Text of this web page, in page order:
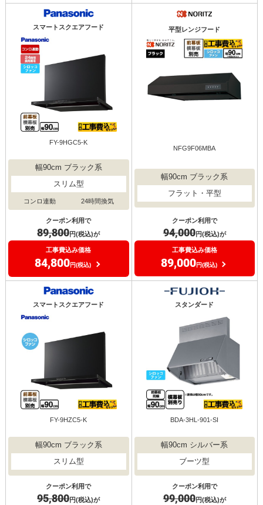
スマートスクエアフード
FY-9HGC5-K
幅90cm ブラック系
スリム型
コンロ連動 24時間換気
クーポン利用で
89,800円(税込)が
工事費込み価格
84,800円(税込)
平型レンジフード
NFG9F06MBA
幅90cm ブラック系
フラット・平型
クーポン利用で
94,000円(税込)が
工事費込み価格
89,000円(税込)
スマートスクエアフード
FY-9HZC5-K
幅90cm ブラック系
スリム型
クーポン利用で
95,800円(税込)が
スタンダード
BDA-3HL-901-SI
幅90cm シルバー系
ブーツ型
クーポン利用で
99,000円(税込)が